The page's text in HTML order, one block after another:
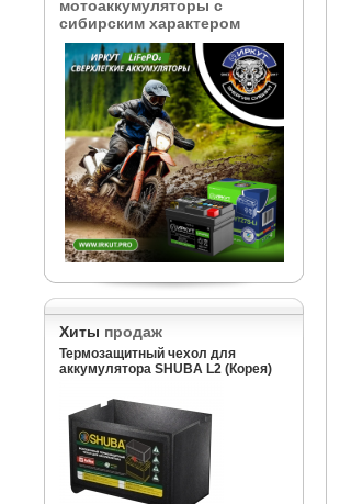
мотоаккумуляторы с
сибирским характером
Хиты продаж
Термозащитный чехол для
аккумулятора SHUBA L2 (Корея)